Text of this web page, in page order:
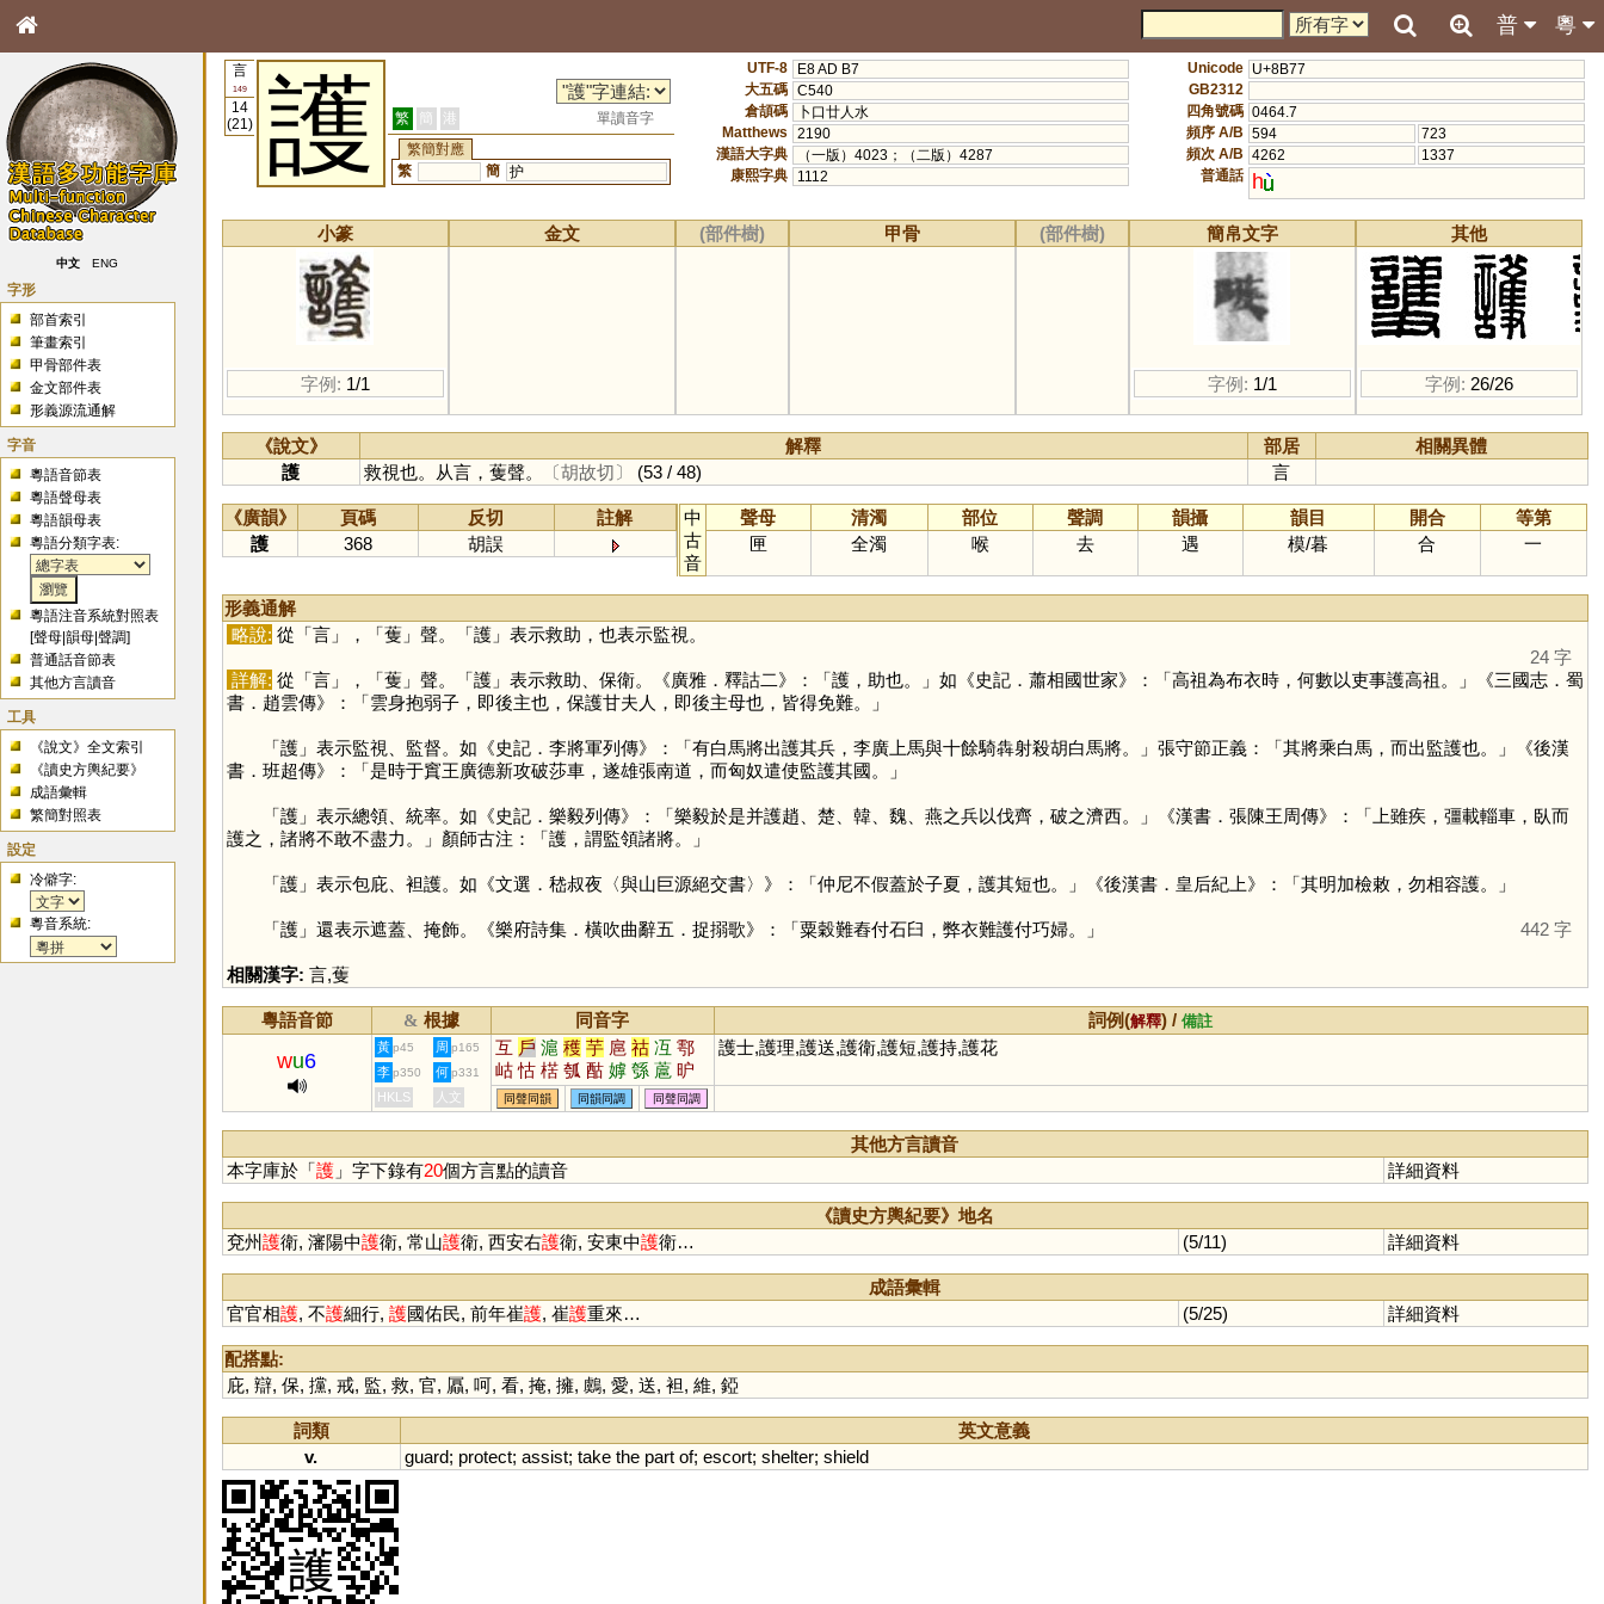
粵
普
中文 ENG
字形
部首索引
筆畫索引
甲骨部件表
金文部件表
形義源流通解
字音
粵語音節表
粵語聲母表
粵語韻母表
粵語分類字表:
粵語注音系統對照表
[聲母 |韻母 |聲調]
普通話音節表
其他方言讀音
工具
《說文》全文索引
《讀史方輿紀要》
成語彙輯
繁簡對照表
設定
冷僻字:
粵音系統:
言
149
14
(21)
護 繁 簡 港
單讀音字
繁簡對應
繁
簡 护
UTF-8
E8 AD B7
大五碼 C540
倉頡碼
卜口廿人水
Matthews
2190
漢語大字典
（一版）4023；（二版）4287
康熙字典
1112
Unicode U+8B77
GB2312
四角號碼 0464.7
頻序 A/B 594
723
頻次 A/B 4262
1337
普通話 h
小篆
字例: 1/1
金文 (部件樹) 甲骨 (部件樹) 簡帛文字
字例: 1/1
其他
字例: 26/26
《說文》 解釋 部居
相關異體
護
救視也。从言，蒦聲。 〔胡故切〕 (53 / 48) 言
《廣韻》 頁碼 反切
註解
護
368 胡誤
中
古
音
聲母 清濁 部位 聲調 韻攝 韻目 開合
等第
匣
全濁 喉 去 遇 模/暮 合 一
形義通解
略說: 從「言」，「蒦」聲。「護」表示救助，也表示監視。
24 字
詳解: 從「言」，「蒦」聲。「護」表示救助、保衛。《廣雅．釋詁二》：「護，助也。」如《史記．蕭相國世家》：「高祖為布衣時，何數以吏事護高祖。」《三國志．蜀
書．趙雲傳》：「雲身抱弱子，即後主也，保護甘夫人，即後主母也，皆得免難。」
「護」表示監視、監督。如《史記．李將軍列傳》：「有白馬將出護其兵，李廣上馬與十餘騎犇射殺胡白馬將。」張守節正義：「其將乘白馬，而出監護也。」《後漢
書．班超傳》：「是時于窴王廣德新攻破莎車，遂雄張南道，而匈奴遣使監護其國。」
「護」表示總領、統率。如《史記．樂毅列傳》：「樂毅於是并護趙、楚、韓、魏、燕之兵以伐齊，破之濟西。」《漢書．張陳王周傳》：「上雖疾，彊載輜車，臥而
護之，諸將不敢不盡力。」顏師古注：「護，謂監領諸將。」
「護」表示包庇、袒護。如《文選．嵇叔夜〈與山巨源絕交書〉》：「仲尼不假蓋於子夏，護其短也。」《後漢書．皇后紀上》：「其明加檢敕，勿相容護。」
「護」還表示遮蓋、掩飾。《樂府詩集．橫吹曲辭五．捉搦歌》：「粟穀難舂付石臼，弊衣難護付巧婦。」 442 字
相關漢字: 言,蒦
粵語音節 & 根據 同音字 詞例(解釋) /備註
wu6
黃 p45 周 p165 互 戶 滬 穫 芋 扈 祜 冱 鄠
岵 怙 楛 瓠 酤 嫭 綔 蔰 昈
熩 雽 槴 婟 濩 頀 韄 臒 嫮
芐 枑 沍
護士,護理,護送,護衛,護短,護持,護花
李 p350 何 p331
HKLS 人文 同聲同韻 同韻同調 同聲同調
其他方言讀音
本字庫於「護」字下錄有20個方言點的讀音 詳細資料
《讀史方輿紀要》地名
兗州護衛, 瀋陽中護衛, 常山護衛, 西安右護衛, 安東中護衛… (5/11) 詳細資料
成語彙輯
官官相護, 不護細行, 護國佑民, 前年崔護, 崔護重來… (5/25) 詳細資料
配搭點:
庇, 辯, 保, 攩, 戒, 監, 救, 官, 屭, 呵, 看, 掩, 擁, 鸆, 愛, 送, 袒, 維, 錏
詞類
英文意義
v.
guard; protect; assist; take the part of; escort; shelter; shield